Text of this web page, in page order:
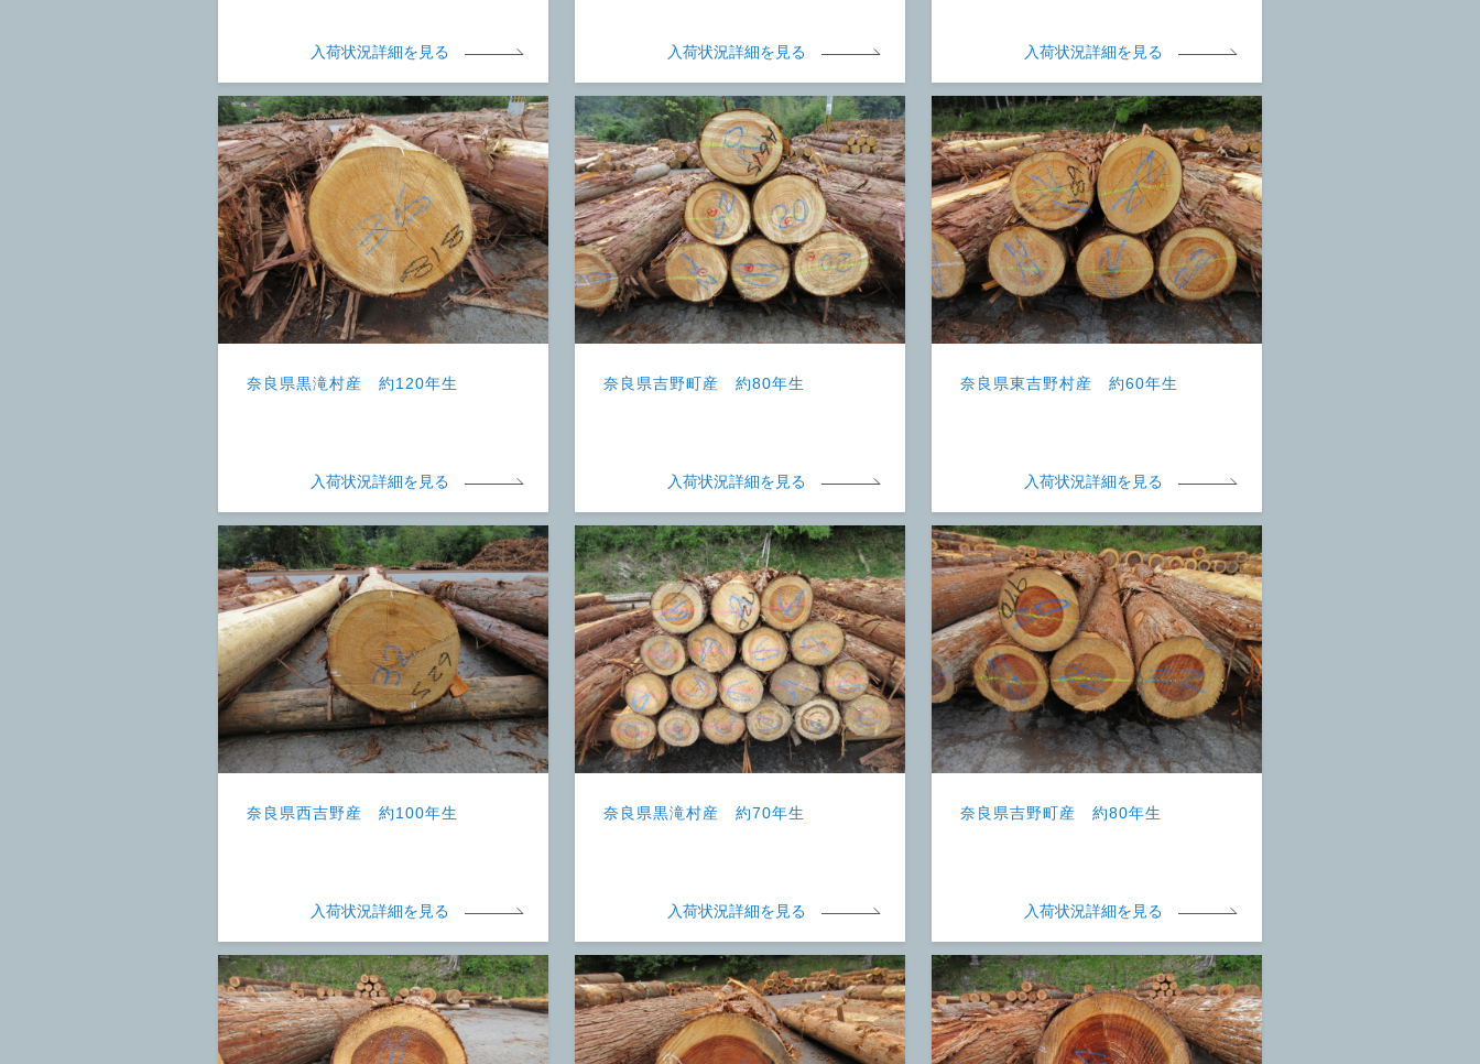
入荷状況詳細を見る 入荷状況詳細を見る 入荷状況詳細を見る
奈良県黒滝村産 約120年生
入荷状況詳細を見る
奈良県吉野町産 約80年生
入荷状況詳細を見る
奈良県東吉野村産 約60年生
入荷状況詳細を見る
奈良県西吉野産 約100年生
入荷状況詳細を見る
奈良県黒滝村産 約70年生
入荷状況詳細を見る
奈良県吉野町産 約80年生
入荷状況詳細を見る